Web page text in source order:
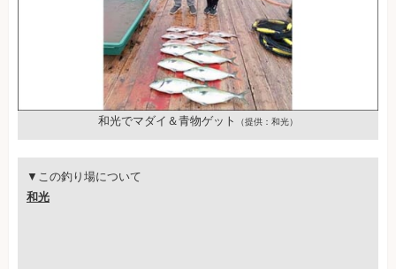
和光でマダイ＆青物ゲット （提供：和光）
▼この釣り場について
和光